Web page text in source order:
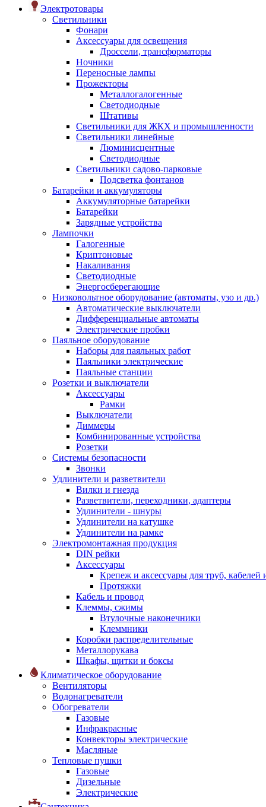
Электротовары
Светильники
Фонари
Аксессуары для освещения
Дроссели, трансформаторы
Ночники
Переносные лампы
Прожекторы
Металлогалогенные
Светодиодные
Штативы
Светильники для ЖКХ и промышленности
Светильники линейные
Люминисцентные
Светодиодные
Светильники садово-парковые
Подсветка фонтанов
Батарейки и аккумуляторы
Аккумуляторные батарейки
Батарейки
Зарядные устройства
Лампочки
Галогенные
Криптоновые
Накаливания
Светодиодные
Энергосберегающие
Низковольтное оборудование (автоматы, узо и др.)
Автоматические выключатели
Дифференциальные автоматы
Электрические пробки
Паяльное оборудование
Наборы для паяльных работ
Паяльники электрические
Паяльные станции
Розетки и выключатели
Аксессуары
Рамки
Выключатели
Диммеры
Комбинированные устройства
Розетки
Системы безопасности
Звонки
Удлинители и разветвители
Вилки и гнезда
Разветвители, переходники, адаптеры
Удлинители - шнуры
Удлинители на катушке
Удлинители на рамке
Электромонтажная продукция
DIN рейки
Аксессуары
Крепеж и аксессуары для труб, кабелей
Протяжки
Кабель и провод
Клеммы, сжимы
Втулочные наконечники
Клеммники
Коробки распределительные
Металлорукава
Шкафы, щитки и боксы
Климатическое оборудование
Вентиляторы
Водонагреватели
Обогреватели
Газовые
Инфракрасные
Конвекторы электрические
Масляные
Тепловые пушки
Газовые
Дизельные
Электрические